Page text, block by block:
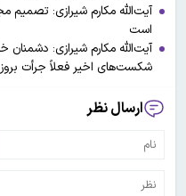
آیت‌الله مکارم شیرازی:
است
آیت‌الله مکارم شیرازی:
شکست‌های اخیر فعلاً جرأت بروز
ارسال نظر